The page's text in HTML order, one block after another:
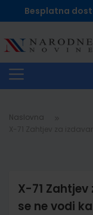
Besplatna
Naslovna
X-71
se ne vodi